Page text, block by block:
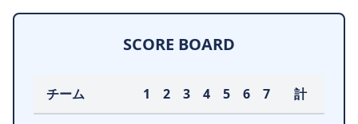
SCORE BOARD
チーム 1 2 3 4 5 6 7 計